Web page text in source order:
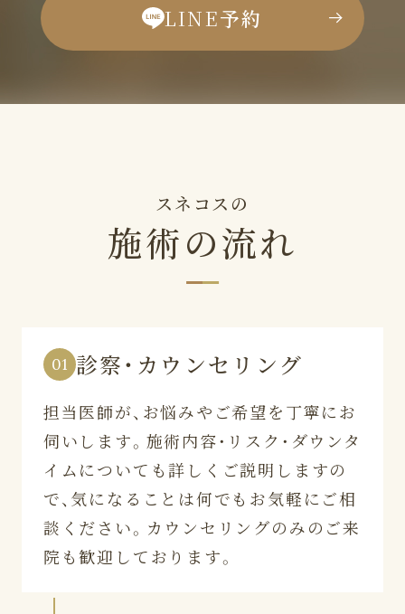
LINE予約
スネコスの
施術の流れ
01 診察・カウンセリング
担当医師が、お悩みやご希望を丁寧にお
伺いします。施術内容・リスク・ダウンタ
イムについても詳しくご説明しますの
で、気になることは何でもお気軽にご相
談ください。カウンセリングのみのご来
院も歓迎しております。